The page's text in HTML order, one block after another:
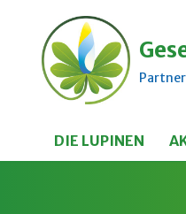
Zum
Inhalt
springen
DIE LUPINEN